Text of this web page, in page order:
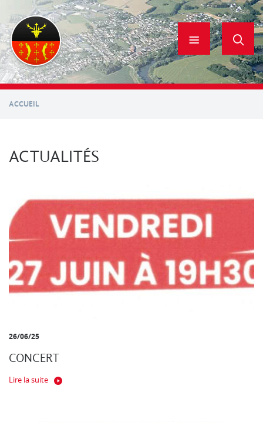
contenu
principal
ACCUEIL
ACTUALITÉS
26/06/25
CONCERT
Lire la suite